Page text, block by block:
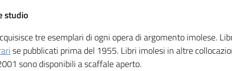
studio
tre esemplari di ogni opera di argomento imolese.
se pubblicati prima del 1955. Libri imolesi in altre
sono disponibili a scaffale aperto.